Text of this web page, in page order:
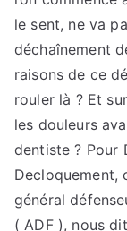
le sent, ne va
déchaînement
raisons de ce
rouler là ? Et
les douleurs
dentiste ? Pour
Decloquement,
général
( ADF ), nous